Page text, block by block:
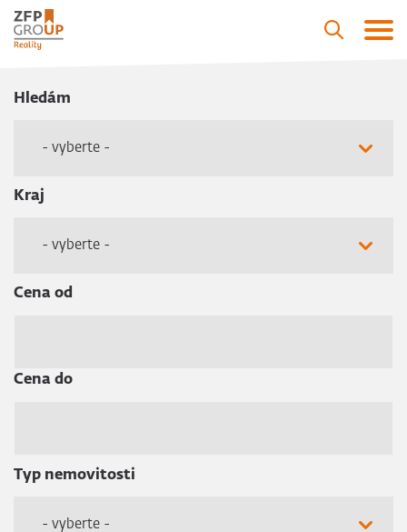
Hledám
- vyberte -
Kraj
- vyberte -
Cena od
Cena do
Typ nemovitosti
- vyberte -